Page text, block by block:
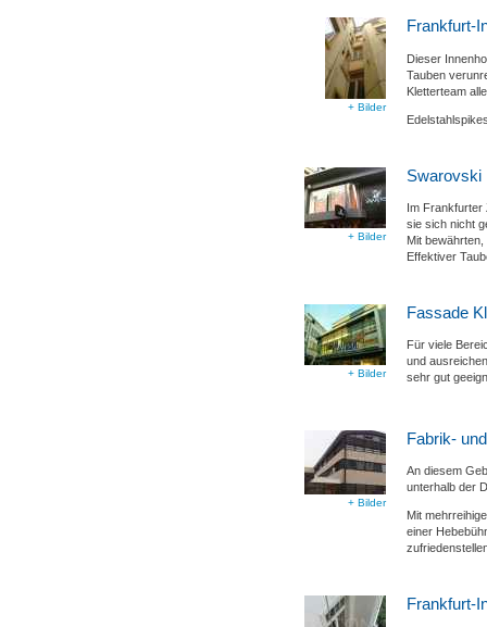
+ Bilder
Frankfurt-
Dieser
Tauben
Kletterteam
+ Bilder
Swarovski
Im Frankfurter
sie sich nicht
Mit
Effektiver
+ Bilder
Fassade
Für viele
und
sehr gut
+ Bilder
Fabrik-
An diesem
unterhalb der
Mit
einer
Frankfurt-